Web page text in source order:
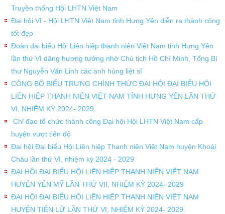
Truyền thống Hội LHTN Việt Nam
Đại hội VI - Hội LHTN Việt Nam tỉnh Hưng Yên diễn ra thành công
tốt đẹp
Đoàn đại biểu Hội Liên hiệp thanh niên Việt Nam tỉnh Hưng Yên
lần thứ VI dâng hương tưởng nhớ Chủ tịch Hồ Chí Minh, Tổng Bí
thư Nguyễn Văn Linh các anh hùng liệt sĩ
CÔNG BỐ BIỂU TRƯNG CHÍNH THỨC ĐẠI HỘI ĐẠI BIỂU HỘI
LIÊN HIỆP THANH NIÊN VIỆT NAM TỈNH HƯNG YÊN LẦN THỨ
VI, NHIỆM KỲ 2024- 2029
Chỉ đạo tổ chức thành công Đại hội Hội LHTN Việt Nam cấp
huyện vượt tiến độ
Đại hội Đại biểu Hội Liên hiệp Thanh niên Việt Nam huyện Khoái
Châu lần thứ VI, nhiệm kỳ 2024 - 2029
ĐẠI HỘI ĐẠI BIỂU HỘI LIÊN HIỆP THANH NIÊN VIỆT NAM
HUYỆN YÊN MỸ LẦN THỨ VII, NHIỆM KỲ 2024- 2029
ĐẠI HỘI ĐẠI BIỂU HỘI LIÊN HIỆP THANH NIÊN VIỆT NAM
HUYỆN TIÊN LỮ LẦN THỨ VI, NHIỆM KỲ 2024- 2029.